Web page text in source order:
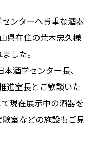
ンターへ貴重な酒器
県在住の荒木忠久様
した。
酒学センター長、
進室長とご歓談いた
現在展示中の酒器を
室などの施設もご見